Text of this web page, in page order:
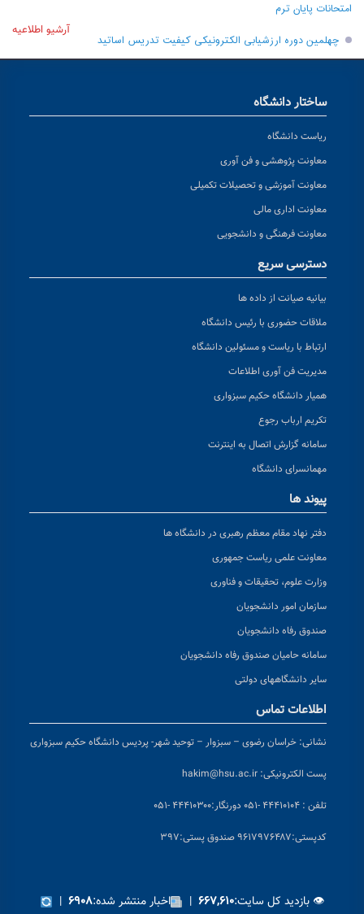
امتحانات پایان ترم
چهلمین دوره ارزشیابی الکترونیکی کیفیت تدریس اساتید
آرشیو اطلاعیه
ساختار دانشگاه
ریاست دانشگاه
معاونت پژوهشی و فن آوری
معاونت آموزشی و تحصیلات تکمیلی
معاونت اداری مالی
معاونت فرهنگی و دانشجویی
دسترسی سریع
بیانیه صیانت از داده ها
ملاقات حضوری با رئیس دانشگاه
ارتباط با ریاست و مسئولین دانشگاه
مدیریت فن آوری اطلاعات
همیار دانشگاه حکیم سبزواری
تکریم ارباب رجوع
سامانه گزارش اتصال به اینترنت
مهمانسرای دانشگاه
پیوند ها
دفتر نهاد مقام معظم رهبری در دانشگاه ها
معاونت علمی ریاست جمهوری
وزارت علوم، تحقیقات و فناوری
سازمان امور دانشجویان
صندوق رفاه دانشجویان
سامانه حامیان صندوق رفاه دانشجویان
سایر دانشگاههای دولتی
اطلاعات تماس
نشانی: خراسان رضوی – سبزوار – توحید شهر- پردیس دانشگاه حکیم سبزواری
پست الکترونیکی: hakim@hsu.ac.ir
تلفن : ۴۴۴۱۰۱۰۴ -۰۵۱ دورنگار:۴۴۴۱۰۳۰۰ -۰۵۱
کدپستی:۹۶۱۷۹۷۶۴۸۷ صندوق پستی:۳۹۷
👁 بازدید کل سایت:۶۶۷,۶۱۰ | اخبار منتشر شده:۶۹۰۸ |